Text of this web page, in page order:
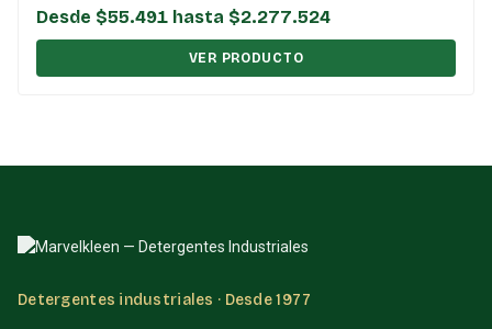
Desde $55.491 hasta $2.277.524
VER PRODUCTO
Detergentes industriales · Desde 1977